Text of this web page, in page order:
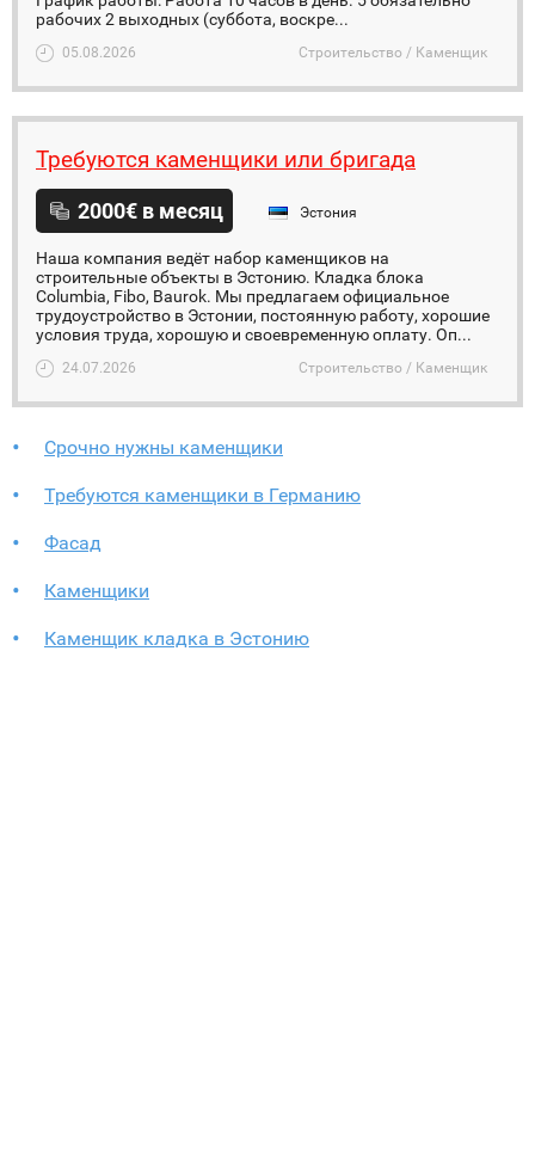
рабочих 2 выходных (суббота, воскре...
05.08.2026 Строительство / Каменщик
Требуются каменщики или бригада
2000€ в месяц Эстония
Наша компания ведёт набор каменщиков на
строительные объекты в Эстонию. Кладка блока
Columbia, Fibo, Baurok. Мы предлагаем официальное
трудоустройство в Эстонии, постоянную работу, хорошие
условия труда, хорошую и своевременную оплату. Оп...
24.07.2026 Строительство / Каменщик
Срочно нужны каменщики
Требуются каменщики в Германию
Фасад
Каменщики
Каменщик кладка в Эстонию